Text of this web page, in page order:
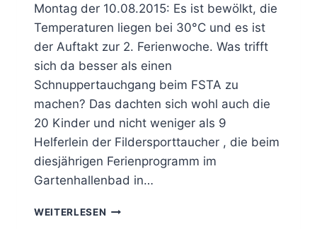
Montag der 10.08.2015: Es ist bewölkt, die
Temperaturen liegen bei 30°C und es ist
der Auftakt zur 2. Ferienwoche. Was trifft
sich da besser als einen
Schnuppertauchgang beim FSTA zu
machen? Das dachten sich wohl auch die
20 Kinder und nicht weniger als 9
Helferlein der Fildersporttaucher , die beim
diesjährigen Ferienprogramm im
Gartenhallenbad in…
WEITERLESEN SCHNUPPERTAUCHEN